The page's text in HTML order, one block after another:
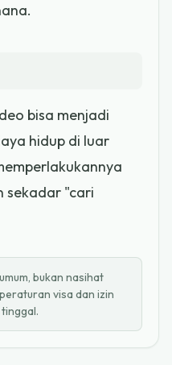
bisa menjadi
hidup di luar
sekadar "cari
bukan nasihat
visa dan izin